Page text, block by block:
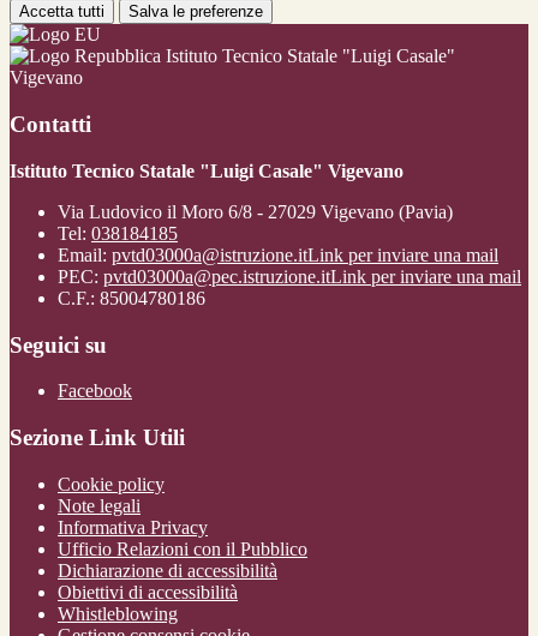
Accetta tutti Salva le preferenze
Istituto Tecnico Statale "Luigi Casale"
Vigevano
Contatti
Istituto Tecnico Statale "Luigi Casale" Vigevano
Via Ludovico il Moro 6/8 - 27029 Vigevano (Pavia)
Tel: 038184185
Email: pvtd03000a@istruzione.itLink per inviare una mail
PEC: pvtd03000a@pec.istruzione.itLink per inviare una mail
C.F.: 85004780186
Seguici su
Facebook
Sezione Link Utili
Cookie policy
Note legali
Informativa Privacy
Ufficio Relazioni con il Pubblico
Dichiarazione di accessibilità
Obiettivi di accessibilità
Whistleblowing